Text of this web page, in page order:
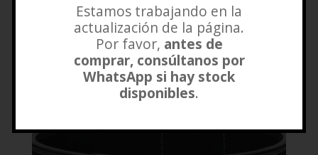
JUDOGI OKAMI
$40.000–$75.000
Añadir a lista de deseos
Estamos trabajando en la
actualización de la página.
Por favor, antes de
comprar, consúltanos por
WhatsApp si hay stock
disponibles.